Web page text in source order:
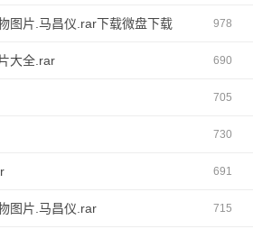
图片.马昌仪.rar下载微盘下载 978
大全.rar 690
705
730
691
图片.马昌仪.rar 715